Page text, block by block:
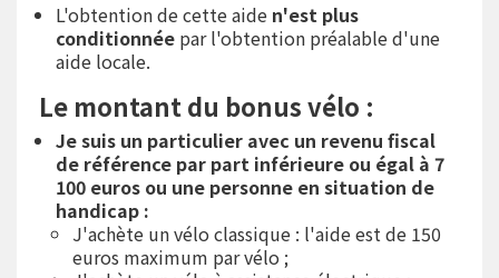
L'obtention de cette aide n'est plus
conditionnée par l'obtention préalable d'une
aide locale.
Le montant du bonus vélo :
Je suis un particulier avec un revenu fiscal
de référence par part inférieure ou égal à 7
100 euros ou une personne en situation de
handicap :
J'achète un vélo classique : l'aide est de 150
euros maximum par vélo ;